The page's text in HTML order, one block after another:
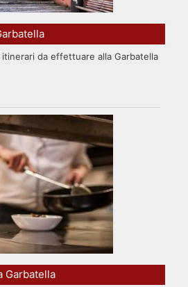
da effettuare alla Garbatella
Garbatella